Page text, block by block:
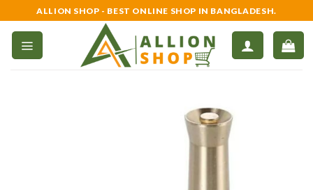
to
content
ALLION SHOP - BEST ONLINE SHOP IN BANGLADESH.